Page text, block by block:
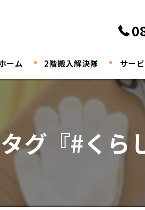
ーム 2階搬入解決隊 サー
タグ『#くら